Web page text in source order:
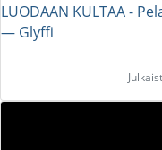
LUODAAN KULTAA -
― Glyffi